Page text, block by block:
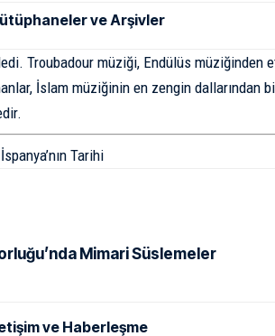
ve Arşivler
Troubadour müziği, Endülüs müziğinden
İslam müziğinin en zengin dallarından
Tarihi
Mimari Süslemeler
ve Haberleşme